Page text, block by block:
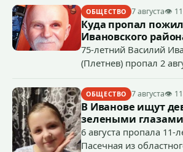
Шереметевский, д. 85) будет работать
площадка.
ОБЩЕСТВО 7 августа👁
Куда пропал
Ивановского
75-летний Василий
(Плетнев) пропал 2
ОБЩЕСТВО 7 августа👁
В Иванове ищут
зелеными глазами
6 августа пропала 11-
Пасечная из